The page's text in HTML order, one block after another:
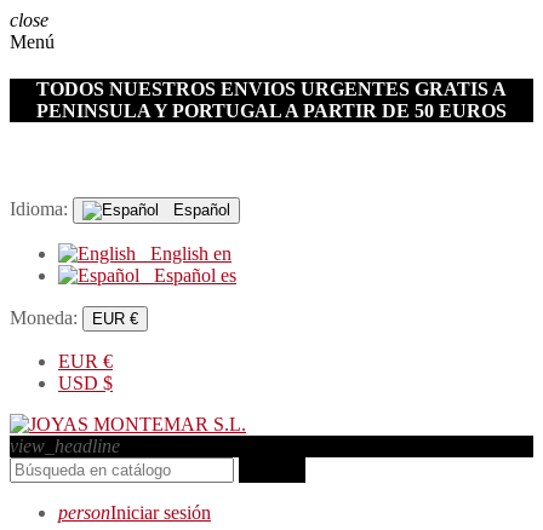
close
Menú
TODOS NUESTROS ENVIOS URGENTES GRATIS A
PENINSULA Y PORTUGAL A PARTIR DE 50 EUROS
Idioma: Español
English en
Español es
Moneda: EUR €
EUR €
USD $
view_headline
personIniciar sesión